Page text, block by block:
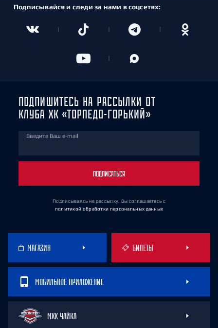
Подписывайся и следи за нами в соцсетях:
ПОДПИШИТЕСЬ НА РАССЫЛКИ ОТ
КЛУБА ХК «ТОРПЕДО-ГОРЬКИЙ»
Введите Ваш e-mail
ПОДПИСАТЬСЯ
Подписываясь на рассылку, Вы соглашаетесь с
политикой обработки персональных данных
МАГАЗИН БИЛЕТЫ
МОБИЛЬНОЕ ПРИЛОЖЕНИЕ
МХК ЧАЙКА